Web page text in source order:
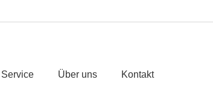
Service Über uns Kontakt